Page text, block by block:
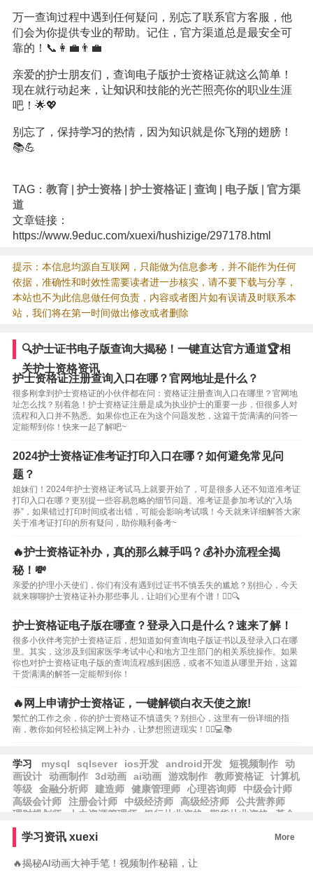
万一查询过程中遇到任何疑问，别忘了联系官方客服，他
们会为你提供专业的帮助。记住，官方渠道总是最安全可
靠的！📞👩‍💼👨‍💼
亲爱的护士朋友们，查询电子版护士资格证就这么简单！
现在就行动起来，让知识和技能的光芒照亮你的职业生涯
吧！🌟💖
别忘了，保持学习 的热情，因为知识就是你飞翔的翅膀！
📚💪
TAG： 教育| 护士资格| 护士资格证| 查询 电子版
官方渠
道
文章链接：
https://www.9educ.com/xuexi/hushizige/297178.html
提示：本信息均源自互联网，只能做为信息参考，并不能作为任何
依据，准确性和时效性需要读者进一步核实，请不要下载与分享，
本站也不为此信息做任何负责，内容或者图片如有误请及时联系本
站，我们将在第一时间做出修改或者删除
🔍护士证书电子版查询大揭秘！一键直达官方通道🏆相
关护士资格资讯
护士资格证注册查询入口在哪？官网地址是什么？
很多刚拿到护士资格证的小伙伴都在问：资格证注册查询入口在哪里？官网地
址怎么找？别着急！护士资格证注册是成为执业护士的重要一步，但很多人对
流程和入口并不熟悉。如果你也正在为这个问题发愁，这篇干货满满的问答一
定能帮到你！快来一起了解吧~
2024护士资格证准考证打印入口在哪？如何避免常见问
题？
姐妹们！2024年护士资格证考试马上就要开始了，可是很多人还不知道准考证
打印入口在哪？更别提一些容易忽略的细节问题。准考证是参加考试的“入场
券”，如果错过打印时间或者出错，可能会影响考试哦！今天就来详细解答大家
关于准考证打印的所有疑问，助你顺利备考~
🔥护士资格证补办，真的那么棘手吗？💰补办流程全揭
秘！💸
亲爱的护理小天使们，你们有没有遇到过证书不慎丢失的尴尬？别担心，今天
就来聊聊护士资格证补办那些事儿，让咱们心里有个谱！👩‍⚕️🔍
护士资格证电子版在哪查？登录入口是什么？速来了解！
很多小伙伴考完护士资格证后，想知道如何查询电子版证书以及登录入口在哪
里。其实，这涉及到国家医学考试中心和地方卫生部门的相关系统操作。如果
你也对护士资格证电子版的查询流程感到困惑，或者不知道从哪里开始，这篇
干货满满的解答一定能帮到你！
🔥网上申请护士资格证，一键解锁白衣天使之旅!
繁忙的工作之余，你的护士资格证不慎遗失？别担心，这里有一份详细的指
南，教你如何轻松搞定网上补办，让梦想照进现实！👩‍⚕️💻📚
学习 mysql sqlsever ios开发 android开发 短视频制作
动
画设计
动画制作 3d动画 ai动画 游戏制作 教师资格证
计算机
等级
金融分析师 建造师 健康管理师 心理咨询师
中级会计师
高级会计师
注册会计师 中级经济师 高级经济师
公共营养师
理财规划师
人力资源管理师 银行从业资格 期货从业资格
基金
从业资格
学习资讯 xuexi More
🔥揭秘AI动画大神手笔！视频制作秘籍，让